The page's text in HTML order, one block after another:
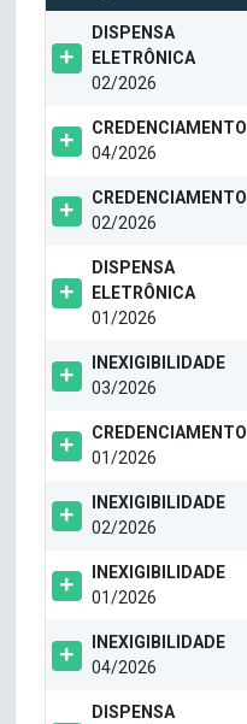
DISPENSA
ELETRÔNICA
02/2026
CREDENCIAMENTO
04/2026
CREDENCIAMENTO
02/2026
DISPENSA
ELETRÔNICA
01/2026
INEXIGIBILIDADE
03/2026
CREDENCIAMENTO
01/2026
INEXIGIBILIDADE
02/2026
INEXIGIBILIDADE
01/2026
INEXIGIBILIDADE
04/2026
DISPENSA